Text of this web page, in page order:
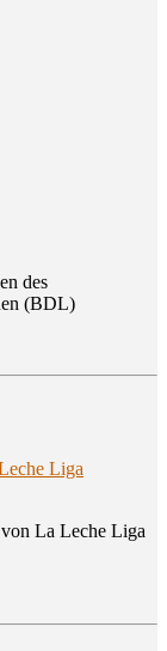
des
(BDL)
La Leche Liga